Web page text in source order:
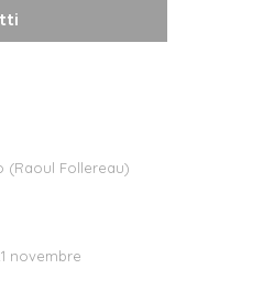
(Raoul Follereau)
novembre